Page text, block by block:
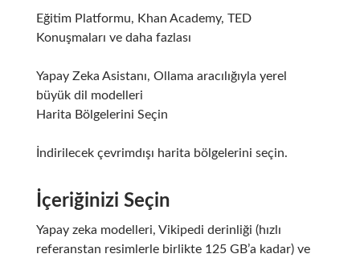
Eğitim Platformu, Khan Academy, TED
Konuşmaları ve daha fazlası
Yapay Zeka Asistanı, Ollama aracılığıyla yerel
büyük dil modelleri
Harita Bölgelerini Seçin
İndirilecek çevrimdışı harita bölgelerini seçin.
İçeriğinizi Seçin
Yapay zeka modelleri, Vikipedi derinliği (hızlı
referanstan resimlerle birlikte 125 GB’a kadar) ve